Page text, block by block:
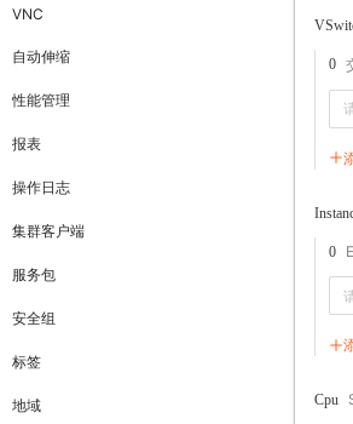
VNC
自动伸缩
性能管理
报表
操作日志
集群客户端
服务包
安全组
标签
地域
0
0
Cpu